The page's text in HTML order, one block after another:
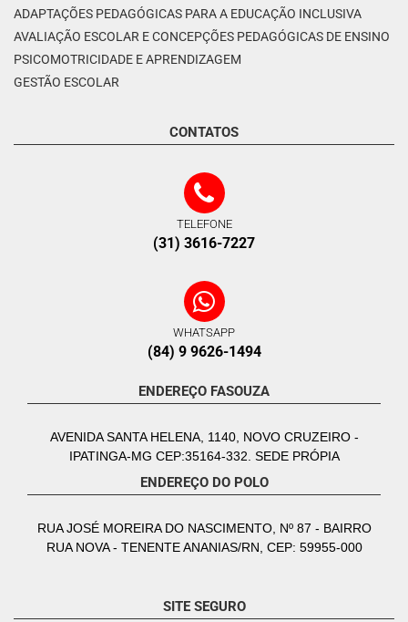
ADAPTAÇÕES PEDAGÓGICAS PARA A EDUCAÇÃO INCLUSIVA
AVALIAÇÃO ESCOLAR E CONCEPÇÕES PEDAGÓGICAS DE ENSINO
PSICOMOTRICIDADE E APRENDIZAGEM
GESTÃO ESCOLAR
CONTATOS
TELEFONE
(31) 3616-7227
WHATSAPP
(84) 9 9626-1494
ENDEREÇO FASOUZA
AVENIDA SANTA HELENA, 1140, NOVO CRUZEIRO -
IPATINGA-MG CEP:35164-332. SEDE PRÓPIA
ENDEREÇO DO POLO
RUA JOSÉ MOREIRA DO NASCIMENTO, Nº 87 - BAIRRO
RUA NOVA - TENENTE ANANIAS/RN, CEP: 59955-000
SITE SEGURO